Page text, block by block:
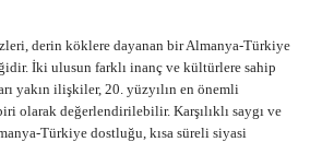
derin köklere dayanan bir Almanya-Türkiye
İki ulusun farklı inanç ve kültürlere sahip
yakın ilişkiler, 20. yüzyılın en önemli
olarak değerlendirilebilir. Karşılıklı saygı ve
Türkiye dostluğu, kısa süreli siyasi